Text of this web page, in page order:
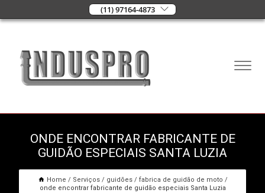
(11) 97164-4873
ONDE ENCONTRAR FABRICANTE DE
GUIDÃO ESPECIAIS SANTA LUZIA
Home Serviços guidões
fabrica de guidão de moto
onde encontrar fabricante de guidão especiais Santa Luzia